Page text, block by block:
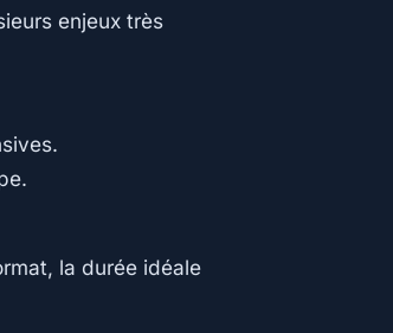
enjeux très
la durée idéale